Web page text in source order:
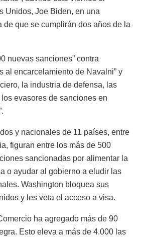
Unidos, Joe Biden, en una
de que se cumplirán dos años de la
nuevas sanciones” contra
al encarcelamiento de Navalni” y
la industria de defensa, las
evasores de sanciones en
y nacionales de 11 países, entre
figuran entre los más de 500
sancionadas por alimentar la
o ayudar al gobierno a eludir las
Washington bloquea sus
y les veta el acceso a visa.
ha agregado más de 90
Esto eleva a más de 4.000 las